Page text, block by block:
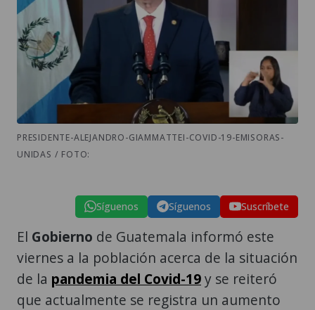
PRESIDENTE-ALEJANDRO-GIAMMATTEI-COVID-19-EMISORAS-
UNIDAS / FOTO:
Síguenos Síguenos Suscríbete
El Gobierno de Guatemala informó este
viernes a la población acerca de la situación
de la pandemia del Covid-19y se reiteró
que actualmente se registra un aumento